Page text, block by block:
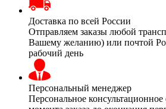
Доставка по всей России
Отправляем заказы любой
Вашему желанию) или почтой
рабочий день
Персональный менеджер
Персональное